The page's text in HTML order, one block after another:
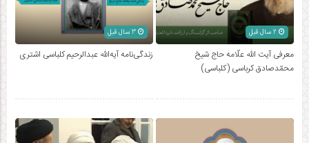
2 سال قبل
معرفی آیت الله علّامه حاج شیخ
محمّدصادق کرباسی (کلباسی)
زندگی‌نامه آیه‌الله عبدالرحیم کلباسی اشتری